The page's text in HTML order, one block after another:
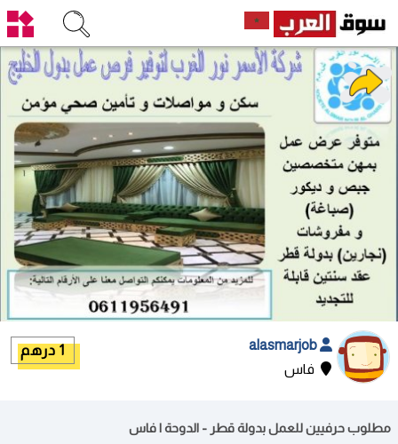
فاس
1 درهم
مطلوب حرفيين للعمل بدولة قطر - الدوحة | فاس